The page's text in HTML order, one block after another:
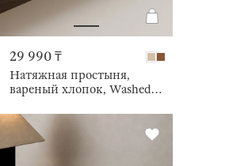
29 990 ₸
Натяжная простыня,
вареный хлопок, Washed